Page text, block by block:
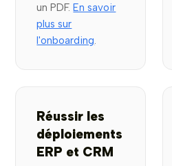
un PDF.En savoir
plus sur
l'onboarding.
Réussir les
déploiements
ERP et CRM